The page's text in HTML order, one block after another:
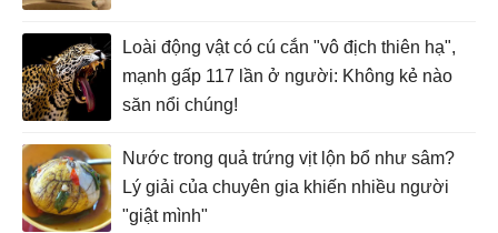
Loài động vật có cú cắn "vô địch thiên hạ",
mạnh gấp 117 lần ở người: Không kẻ nào
săn nổi chúng!
Nước trong quả trứng vịt lộn bổ như sâm?
Lý giải của chuyên gia khiến nhiều người
"giật mình"